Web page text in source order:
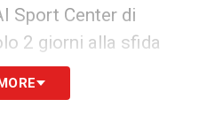
Sport Center di
2 giorni alla sfida
diEmpoli
di Serie A